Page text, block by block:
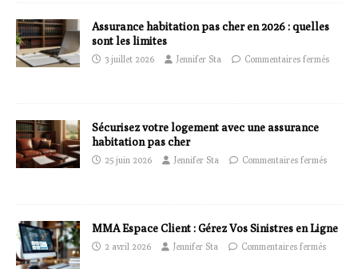
Assurance habitation pas cher en 2026 : quelles
sont les limites
3 juillet 2026 Jennifer Sta Commentaires fermés
Sécurisez votre logement avec une assurance
habitation pas cher
25 juin 2026 Jennifer Sta Commentaires fermés
MMA Espace Client : Gérez Vos Sinistres en Ligne
2 avril 2026 Jennifer Sta Commentaires fermés